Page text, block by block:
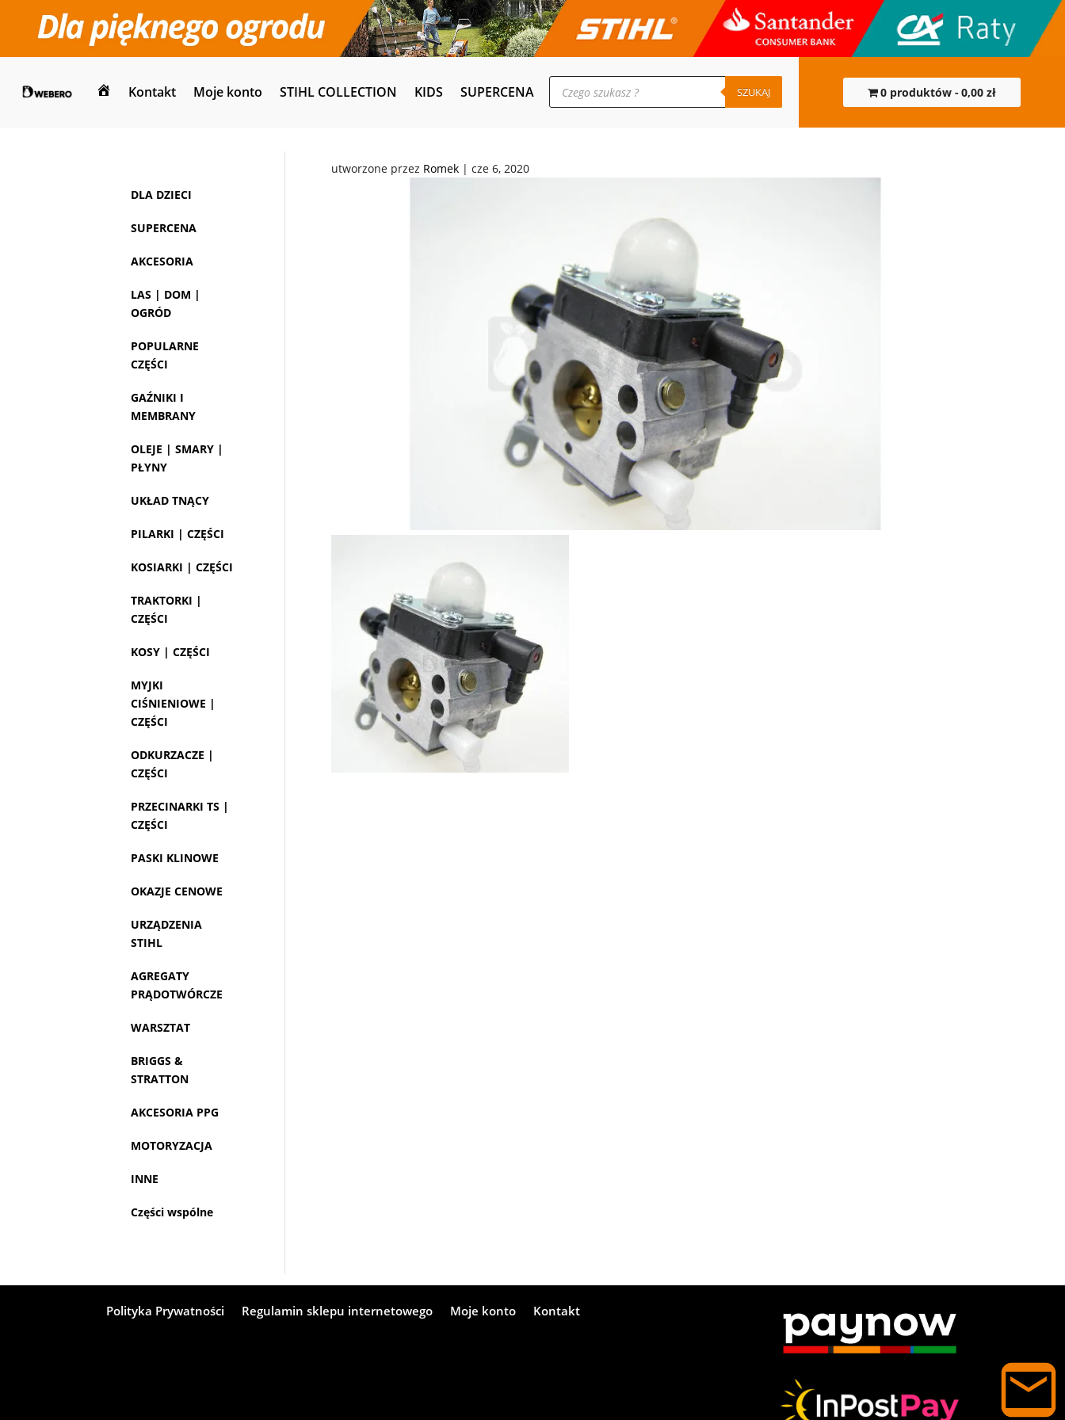
Dom Kontakt Moje konto STIHL COLLECTION KIDS SUPERCENA
Wyszukiwarka
produktów SZUKAJ 0 produktów 0,00 zł
utworzone przez Romek| cze 6, 2020
DLA DZIECI
SUPERCENA
AKCESORIA
LAS | DOM |
OGRÓD
POPULARNE
CZĘŚCI
GAŹNIKI I
MEMBRANY
OLEJE | SMARY |
PŁYNY
UKŁAD TNĄCY
PILARKI | CZĘŚCI
KOSIARKI | CZĘŚCI
TRAKTORKI |
CZĘŚCI
KOSY | CZĘŚCI
MYJKI
CIŚNIENIOWE |
CZĘŚCI
ODKURZACZE |
CZĘŚCI
PRZECINARKI TS |
CZĘŚCI
PASKI KLINOWE
OKAZJE CENOWE
URZĄDZENIA
STIHL
AGREGATY
PRĄDOTWÓRCZE
WARSZTAT
BRIGGS &
STRATTON
AKCESORIA PPG
MOTORYZACJA
INNE
Części wspólne
Polityka Prywatności Regulamin sklepu internetowego Moje konto Kontakt